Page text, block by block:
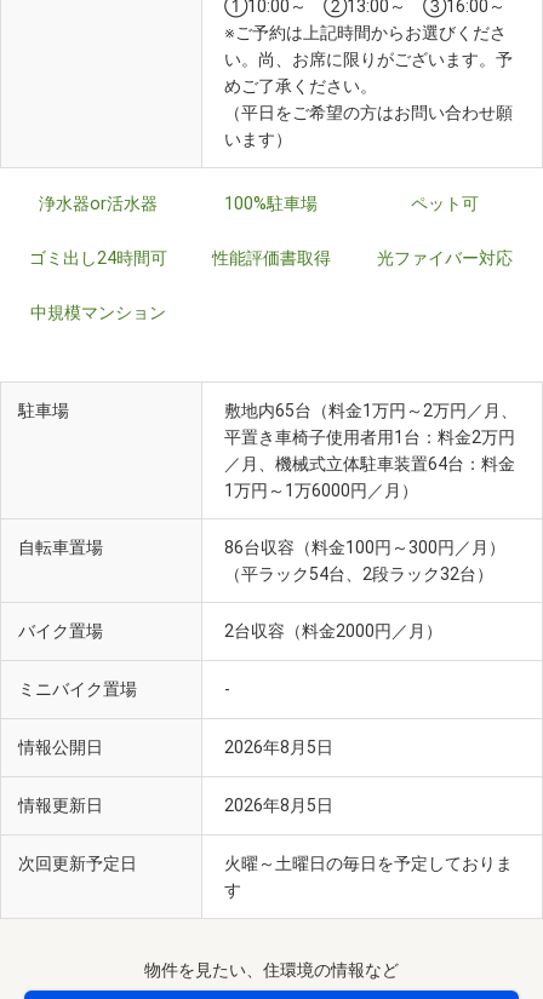
①10:00～ ②13:00～ ③16:00～
※ご予約は上記時間からお選びくださ
い。尚、お席に限りがございます。予
めご了承ください。
（平日をご希望の方はお問い合わせ願
います）
浄水器or活水器 100%駐車場 ペット可
ゴミ出し24時間可 性能評価書取得 光ファイバー対応
中規模マンション
駐車場
敷地内65台（料金1万円～2万円／月、
平置き車椅子使用者用1台：料金2万円
／月、機械式立体駐車装置64台：料金
1万円～1万6000円／月）
自転車置場
86台収容（料金100円～300円／月）
（平ラック54台、2段ラック32台）
バイク置場 2台収容（料金2000円／月）
ミニバイク置場 -
情報公開日 2026年8月5日
情報更新日 2026年8月5日
次回更新予定日
火曜～土曜日の毎日を予定しておりま
す
物件を見たい、住環境の情報など